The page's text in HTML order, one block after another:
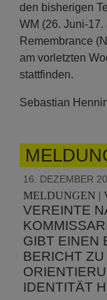
den bisherigen
WM (26. Juni-
Remembrance
am vorletzten
stattfinden.
Sebastian
16. DEZEMBER
MELDUNGEN |
VEREINTE
GIBT EINEN
BERICHT
IDENTITÄT